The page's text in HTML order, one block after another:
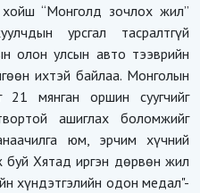
“Монголд зочлох жил”
урсгал тасралтгүй
олон улсын авто тээврийн
ихтэй байлаа. Монголын
21 мянган оршин суугчийг
ашиглах боломжийг
юм, эрчим хүчний
буй Хятад иргэн дөрвөн жил
хүндэтгэлийн одон медал"-